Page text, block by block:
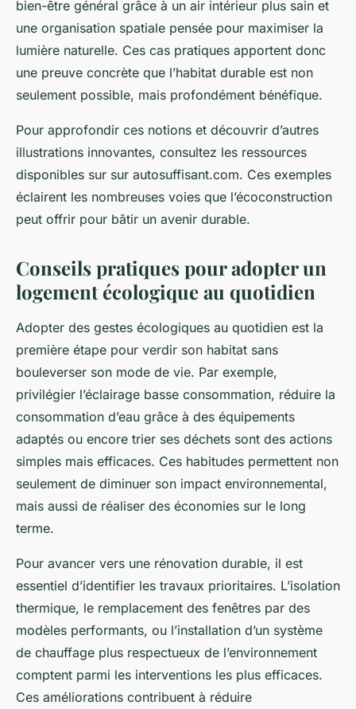
bien-être général grâce à un air intérieur plus sain et
une organisation spatiale pensée pour maximiser la
lumière naturelle. Ces cas pratiques apportent donc
une preuve concrète que l’habitat durable est non
seulement possible, mais profondément bénéfique.
Pour approfondir ces notions et découvrir d’autres
illustrations innovantes, consultez les ressources
disponibles sur sur autosuffisant.com. Ces exemples
éclairent les nombreuses voies que l’écoconstruction
peut offrir pour bâtir un avenir durable.
Conseils pratiques pour adopter un
logement écologique au quotidien
Adopter des gestes écologiques au quotidien est la
première étape pour verdir son habitat sans
bouleverser son mode de vie. Par exemple,
privilégier l’éclairage basse consommation, réduire la
consommation d’eau grâce à des équipements
adaptés ou encore trier ses déchets sont des actions
simples mais efficaces. Ces habitudes permettent non
seulement de diminuer son impact environnemental,
mais aussi de réaliser des économies sur le long
terme.
Pour avancer vers une rénovation durable, il est
essentiel d’identifier les travaux prioritaires. L’isolation
thermique, le remplacement des fenêtres par des
modèles performants, ou l’installation d’un système
de chauffage plus respectueux de l’environnement
comptent parmi les interventions les plus efficaces.
Ces améliorations contribuent à réduire